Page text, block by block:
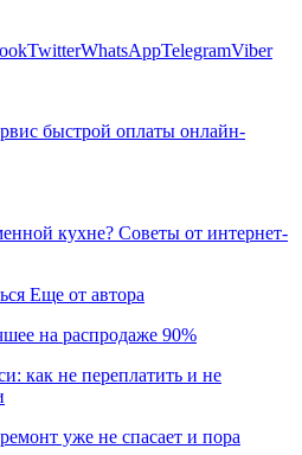
TwitterWhatsAppTelegramViber
быстрой оплаты онлайн-
кухне? Советы от интернет-
Еще от автора
на распродаже 90%
как не переплатить и не
уже не спасает и пора